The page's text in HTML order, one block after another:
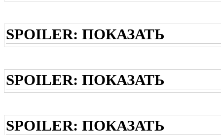
SPOILER: ПОКАЗАТЬ
SPOILER: ПОКАЗАТЬ
SPOILER: ПОКАЗАТЬ